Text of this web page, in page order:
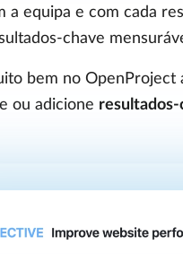
a equipa e com cada
chave
bem no OpenProject
ou adicione